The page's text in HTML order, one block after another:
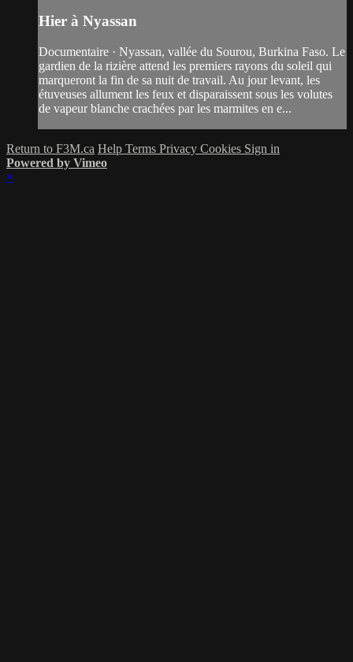
Hier à Nyassan
Documentaire · Nyassan, vallée du Sourou, Burkina Faso. Le
gardien de la rizière attend les premiers rayons du soleil qui
marqueront la fin de sa nuit de travail. Au jour levant, les
étuveuses allument les feux et disparaissent sous les volutes
de vapeur blanche crachées par les marmites en e...
Return to F3M.ca Help Terms Privacy Cookies Sign in
Powered by Vimeo
×